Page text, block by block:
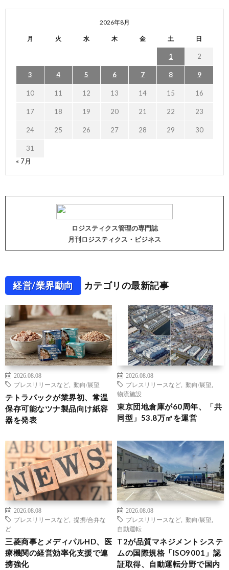
2026年8月
月 火 水 木 金 土 日
1 2
3 4 5 6 7 8 9
10 11 12 13 14 15 16
17 18 19 20 21 22 23
24 25 26 27 28 29 30
31
« 7月
ロジスティクス管理の専門誌
月刊ロジスティクス・ビジネス
経営/業界動向 カテゴリの最新記事
2026.08.08
プレスリリースなど
動向/展望
テトラパックが業界初、常温
保存可能なツナ製品向け紙容
器を発表
2026.08.08
プレスリリースなど
動向/展望
物流施設
東京団地倉庫が60周年、「共
同型」53.8万㎡を運営
2026.08.08
プレスリリースなど
提携/合弁な
ど
三菱商事とメディパルHD、医
療機関の経営効率化支援で連
携強化
2026.08.08
プレスリリースなど
動向/展望
自動運転
T2が品質マネジメントシステ
ムの国際規格「ISO9001」認
証取得、自動運転分野で国内